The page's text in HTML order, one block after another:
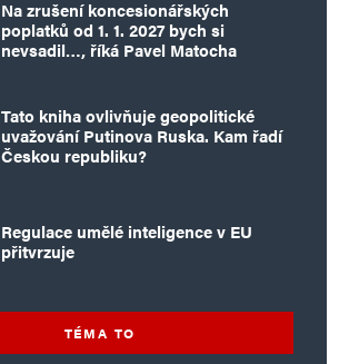
Na zrušení koncesionářských
poplatků od 1. 1. 2027 bych si
nevsadil…, říká Pavel Matocha
Tato kniha ovlivňuje geopolitické
uvažování Putinova Ruska. Kam řadí
Českou republiku?
Regulace umělé inteligence v EU
přitvrzuje
TÉMA TO